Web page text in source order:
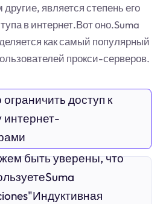
является степень его
в интернет.Вот оно.Suma
как самый популярный
прокси-серверов.
доступ к
интернет-
быть уверены, что